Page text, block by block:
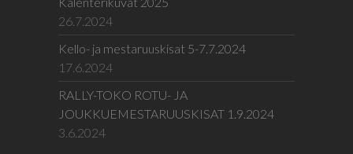
26.7.2024
Kello- ja mestaruuskisat 5-7.7.2024
17.6.2024
RALLY-TOKO ROTU- JA
JOUKKUEMESTARUUSKISAT 1.9.2024
3.6.2024